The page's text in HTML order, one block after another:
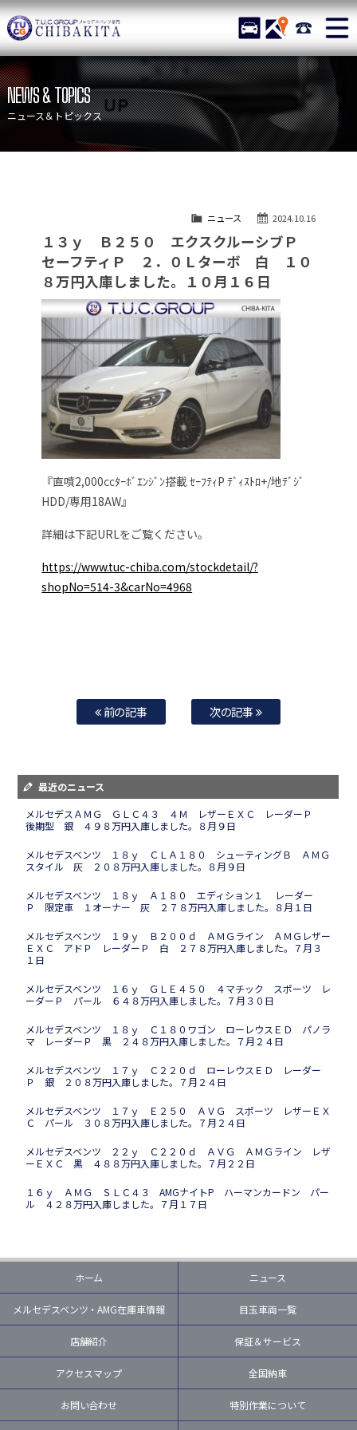
TUCグループ メルセデスベ
STOCK ACCESS 043-
ニュース
在庫リスト
目玉車両一覧
保証＆サービス
アクセスマップ
自動車保険
TUCとは？
リクルート
納車blog
スタッフblog
会社概要
NEWS & TOPICS
ニュース＆トピックス
2024.10.16
ニュース
１３ｙ Ｂ２５０ エクスクルーシブＰ
セーフティＰ ２．０Ｌターボ 白 １０
８万円入庫しました。１０月１６日
『直噴2,000㏄ﾀｰﾎﾞｴﾝｼﾞﾝ搭載 ｾｰﾌﾃｨP ﾃﾞｨｽﾄﾛ+/地ﾃﾞｼﾞ
HDD/専用18AW』
詳細は下記URLをご覧ください。
https://www.tuc-chiba.com/stockdetail/?
shopNo=514-3&carNo=4968
前の記事 次の記事
最近のニュース
メルセデスＡＭＧ ＧＬＣ４３ ４Ｍ レザーＥＸＣ レーダーＰ
後期型 銀 ４９８万円入庫しました。８月９日
メルセデスベンツ １８ｙ ＣＬＡ１８０ シューティングＢ ＡＭＧ
スタイル 灰 ２０８万円入庫しました。８月９日
メルセデスベンツ １８ｙ Ａ１８０ エディション１ レーダー
Ｐ 限定車 １オーナー 灰 ２７８万円入庫しました。８月１日
メルセデスベンツ １９ｙ Ｂ２００ｄ ＡＭＧライン ＡＭＧレザー
ＥＸＣ アドＰ レーダーＰ 白 ２７８万円入庫しました。７月３
１日
メルセデスベンツ １６ｙ ＧＬＥ４５０ ４マチック スポーツ レ
ーダーＰ パール ６４８万円入庫しました。７月３０日
メルセデスベンツ １８ｙ Ｃ１８０ワゴン ローレウスＥＤ パノラ
マ レーダーＰ 黒 ２４８万円入庫しました。７月２４日
メルセデスベンツ １７ｙ Ｃ２２０ｄ ローレウスＥＤ レーダー
Ｐ 銀 ２０８万円入庫しました。７月２４日
メルセデスベンツ １７ｙ Ｅ２５０ ＡＶＧ スポーツ レザーＥＸ
Ｃ パール ３０８万円入庫しました。７月２４日
メルセデスベンツ ２２ｙ Ｃ２２０ｄ ＡＶＧ ＡＭＧライン レザ
ーＥＸＣ 黒 ４８８万円入庫しました。７月２２日
１６ｙ ＡＭＧ ＳＬＣ４３ AMGナイトP ハーマンカードン パー
ル ４２８万円入庫しました。７月１７日
ホーム ニュース
メルセデスベンツ・AMG在庫車情報 目玉車両一覧
店舗紹介 保証＆サービス
アクセスマップ 全国納車
お問い合わせ 特別作業について